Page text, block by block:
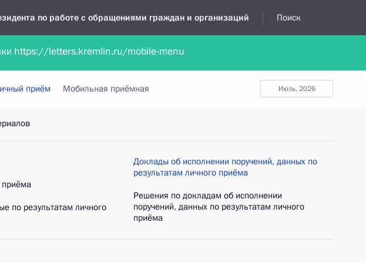
по работе с обращениями граждан и организаций Поиск
электронного документа Обратиться в устной форме
июль, 2026
приём Мобильная приёмная
приёма
по результатам личного
Доклады об исполнении поручений, данных по
результатам личного приёма
Решения по докладам об исполнении
поручений, данных по результатам личного
приёма
https://letters.kremlin.ru/mobile-menu